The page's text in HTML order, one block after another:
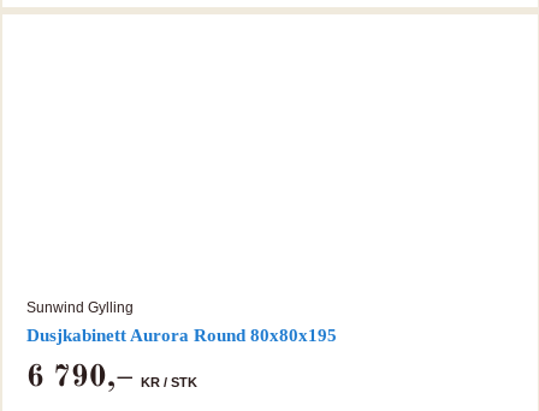
Sunwind Gylling
Dusjkabinett Aurora Round 80x80x195
6 790,– KR / STK